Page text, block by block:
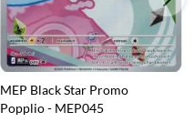
MEP Black Star Promo
Popplio - MEP045